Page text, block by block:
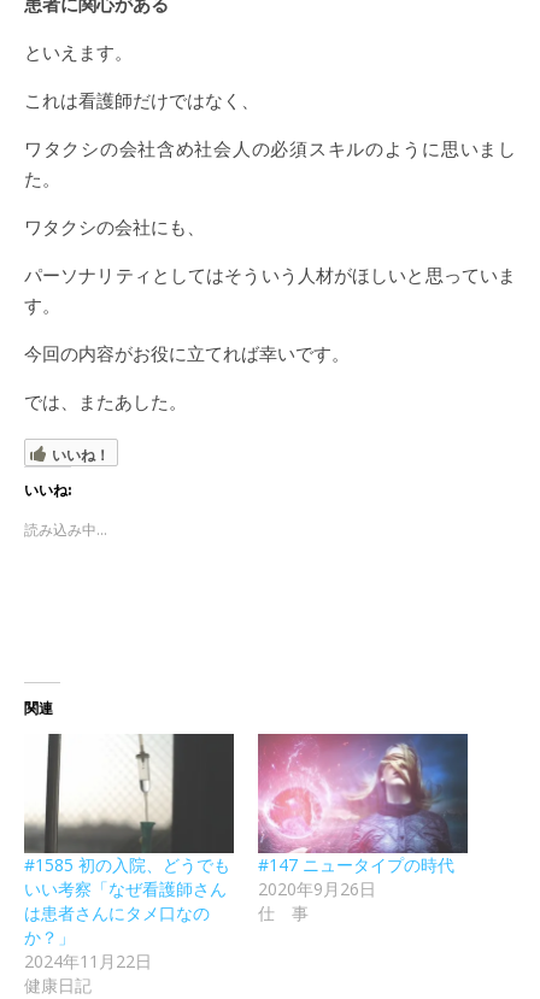
といえます。
これは看護師だけではなく、
ワタクシの会社含め社会人の必須スキルのように思いまし
た。
ワタクシの会社にも、
パーソナリティとしてはそういう人材がほしいと思っていま
す。
今回の内容がお役に立てれば幸いです。
では、またあした。
いいね！
いいね:
読み込み中...
関連
#1585 初の入院、どうでも
いい考察「なぜ看護師さん
は患者さんにタメ口なの
か？」
2024年11月22日
健康日記
#147 ニュータイプの時代
2020年9月26日
仕 事